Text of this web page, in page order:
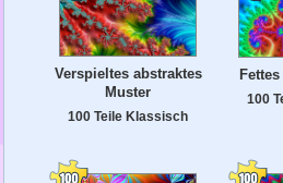
Verspieltes abstraktes
Muster
100 Teile Klassisch
100